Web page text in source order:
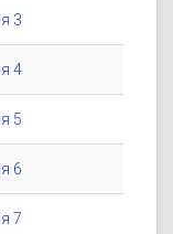
3
4
5
6
7